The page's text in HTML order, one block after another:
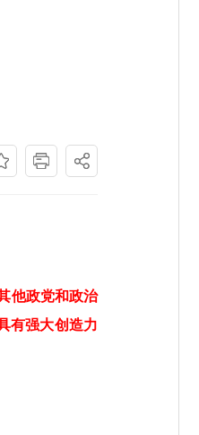
他政党和政治
有强大创造力